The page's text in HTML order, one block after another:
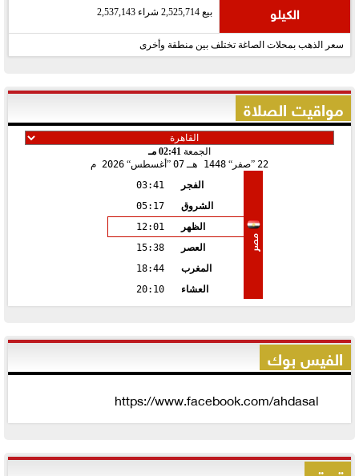
الكيلو بيع 2,525,714 شراء 2,537,143
سعر الذهب بمحلات الصاغة تختلف بين منطقة وأخرى
مواقيت الصلاة
الجمعة 02:41 مـ
22
صفر 1448 هـ 07 أغسطس 2026 م
مصر
الفجر
03:41
الشروق
05:17
الظهر
12:01
العصر
15:38
المغرب
18:44
العشاء
20:10
الفيس بوك
https://www.facebook.com/ahdasal